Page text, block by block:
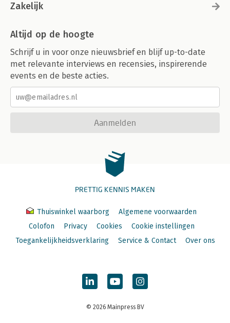
Zakelijk
Altijd op de hoogte
Schrijf u in voor onze nieuwsbrief en blijf up-to-date
met relevante interviews en recensies, inspirerende
events en de beste acties.
Aanmelden
PRETTIG KENNIS MAKEN
Thuiswinkel waarborg
Algemene voorwaarden
Colofon
Privacy Cookies
Cookie instellingen
Toegankelijkheidsverklaring
Service & Contact Over ons
© 2026 Mainpress BV